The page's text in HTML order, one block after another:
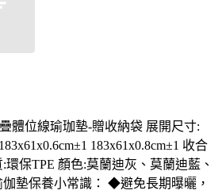
體位線瑜珈墊-贈收納袋 展開尺寸:
183x61x0.8cm±1 收合
:環保TPE 顏色:莫蘭迪灰、莫蘭迪藍、
墊保養小常識： ◆避免長期曝曬，